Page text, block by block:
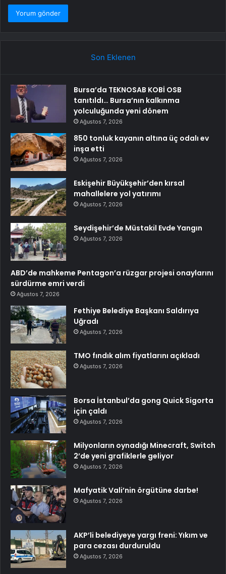
Son Eklenen
Bursa’da TEKNOSAB KOBİ OSB
tanıtıldı… Bursa’nın kalkınma
yolculuğunda yeni dönem
Ağustos 7, 2026
850 tonluk kayanın altına üç odalı ev
inşa etti
Ağustos 7, 2026
Eskişehir Büyükşehir’den kırsal
mahallelere yol yatırımı
Ağustos 7, 2026
Seydişehir’de Müstakil Evde Yangın
Ağustos 7, 2026
ABD’de mahkeme Pentagon’a rüzgar projesi onaylarını
sürdürme emri verdi
Ağustos 7, 2026
Fethiye Belediye Başkanı Saldırıya
Uğradı
Ağustos 7, 2026
TMO fındık alım fiyatlarını açıkladı
Ağustos 7, 2026
Borsa İstanbul’da gong Quick Sigorta
için çaldı
Ağustos 7, 2026
Milyonların oynadığı Minecraft, Switch
2’de yeni grafiklerle geliyor
Ağustos 7, 2026
Mafyatik Vali’nin örgütüne darbe!
Ağustos 7, 2026
AKP’li belediyeye yargı freni: Yıkım ve
para cezası durduruldu
Ağustos 7, 2026